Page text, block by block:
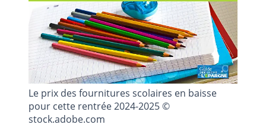
Le prix des fournitures scolaires en baisse
pour cette rentrée 2024-2025 ©
stock.adobe.com